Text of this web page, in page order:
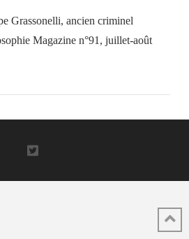
Grassonelli, ancien criminel
Magazine n°91, juillet-août